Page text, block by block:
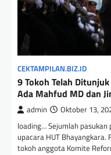
CEKTAMPILAN.BIZ.ID
9 Tokoh Telah
Ada Mahfud MD dan
admin Oktober 13,
loading… Sejumlah
upacara HUT Bhayangkara.
tokoh anggota Komite